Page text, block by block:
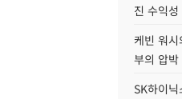
진 수익
케빈 워
부의 압박
SK하이